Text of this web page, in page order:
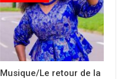
Musique/Le retour de la